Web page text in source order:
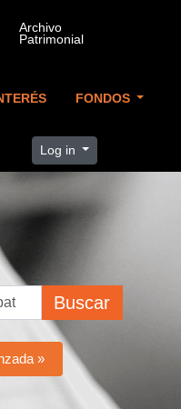
FONDOS
Log in
Buscar
»